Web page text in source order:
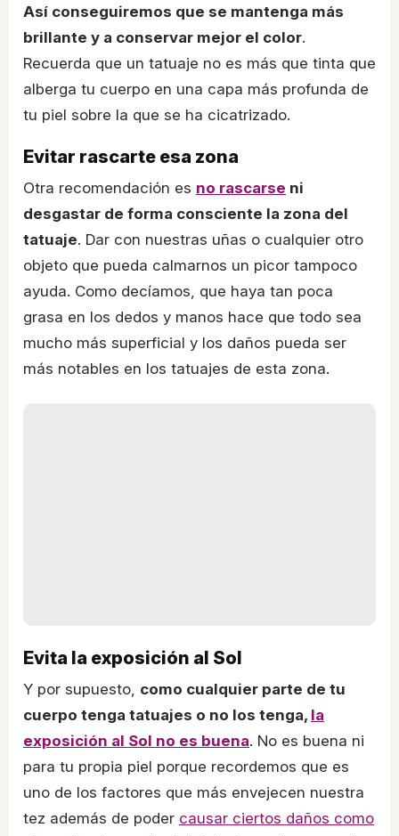
Así conseguiremos que se mantenga más
brillante y a conservar mejor el color.
Recuerda que un tatuaje no es más que tinta que
alberga tu cuerpo en una capa más profunda de
tu piel sobre la que se ha cicatrizado.
Evitar rascarte esa zona
Otra recomendación es no rascarse ni
desgastar de forma consciente la zona del
tatuaje. Dar con nuestras uñas o cualquier otro
objeto que pueda calmarnos un picor tampoco
ayuda. Como decíamos, que haya tan poca
grasa en los dedos y manos hace que todo sea
mucho más superficial y los daños pueda ser
más notables en los tatuajes de esta zona.
Evita la exposición al Sol
Y por supuesto, como cualquier parte de tu
cuerpo tenga tatuajes o no los tenga, la
exposición al Sol no es buena. No es buena ni
para tu propia piel porque recordemos que es
uno de los factores que más envejecen nuestra
tez además de poder causar ciertos daños como